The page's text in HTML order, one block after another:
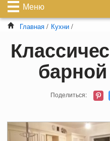
Меню
Главная / Кухни /
Поделиться: